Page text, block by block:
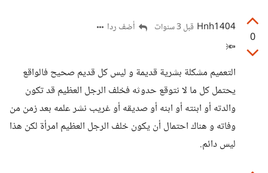
0
Hnh1404 قبل 3 سنوات أضف ردا
🔦
التعميم مشكلة بشرية قديمة و ليس كل قديم صحيح فالواقع
يحتمل كل ما لا نتوقع حدوثه فخلف الرجل العظيم قد تكون
والدته أو ابنته أو ابنه أو صديقه أو غريب نشر علمه بعد زمن من
وفاته و هناك احتمال أن يكون خلف الرجل العظيم امرأة لكن هذا
ليس دائم.